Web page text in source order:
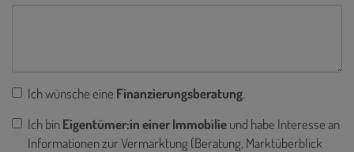
Ich wünsche eine Finanzierungsberatung.
Ich binEigentümer:in einer Immobilieund habe Interesse an
Informationen zur Vermarktung (Beratung, Marktüberblick